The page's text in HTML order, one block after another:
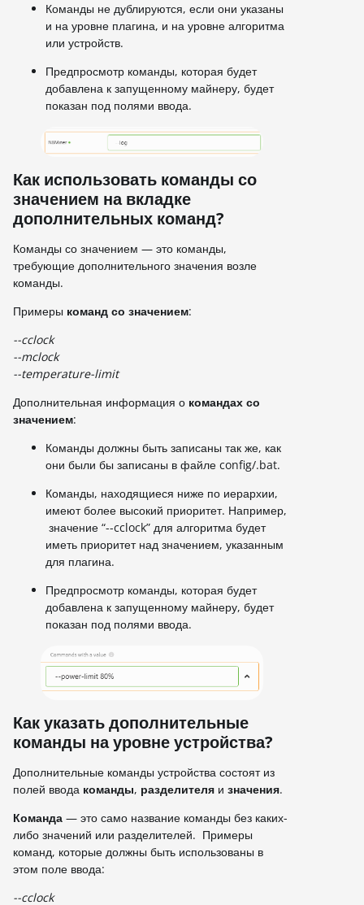
Команды не дублируются, если они указаны
и на уровне плагина, и на уровне алгоритма
или устройств.
Предпросмотр команды, которая будет
добавлена к запущенному майнеру, будет
показан под полями ввода.
Как использовать команды со
значением на вкладке
дополнительных команд?
Команды со значением — это команды,
требующие дополнительного значения возле
команды.
Примеры команд со значением:
--cclock
--mclock
--temperature-limit
Дополнительная информация о командах со
значением:
Команды должны быть записаны так же, как
они были бы записаны в файле config/.bat.
Команды, находящиеся ниже по иерархии,
имеют более высокий приоритет. Например,
значение “--cclock” для алгоритма будет
иметь приоритет над значением, указанным
для плагина.
Предпросмотр команды, которая будет
добавлена к запущенному майнеру, будет
показан под полями ввода.
Как указать дополнительные
команды на уровне устройства?
Дополнительные команды устройства состоят из
полей ввода команды, разделителя и значения.
Команда — это само название команды без каких-
либо значений или разделителей. Примеры
команд, которые должны быть использованы в
этом поле ввода:
--cclock